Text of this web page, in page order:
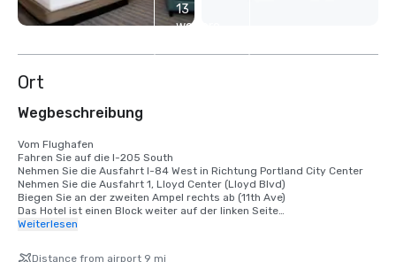
13
weitere
Ort
Wegbeschreibung
Vom Flughafen
Fahren Sie auf die I-205 South
Nehmen Sie die Ausfahrt I-84 West in Richtung Portland City Center
Nehmen Sie die Ausfahrt 1, Lloyd Center (Lloyd Blvd)
Biegen Sie an der zweiten Ampel rechts ab (11th Ave)
Das Hotel ist einen Block weiter auf der linken Seite
Folgen Sie der I-5 South
Weiterlesen
Distance from airport 9 mi